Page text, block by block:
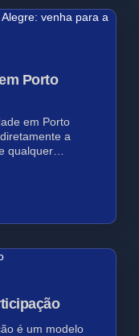
Porto
em Porto
a
qualquer…
é um modelo